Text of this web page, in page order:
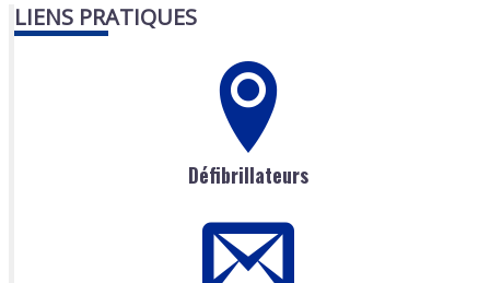
LIENS PRATIQUES
Défibrillateurs